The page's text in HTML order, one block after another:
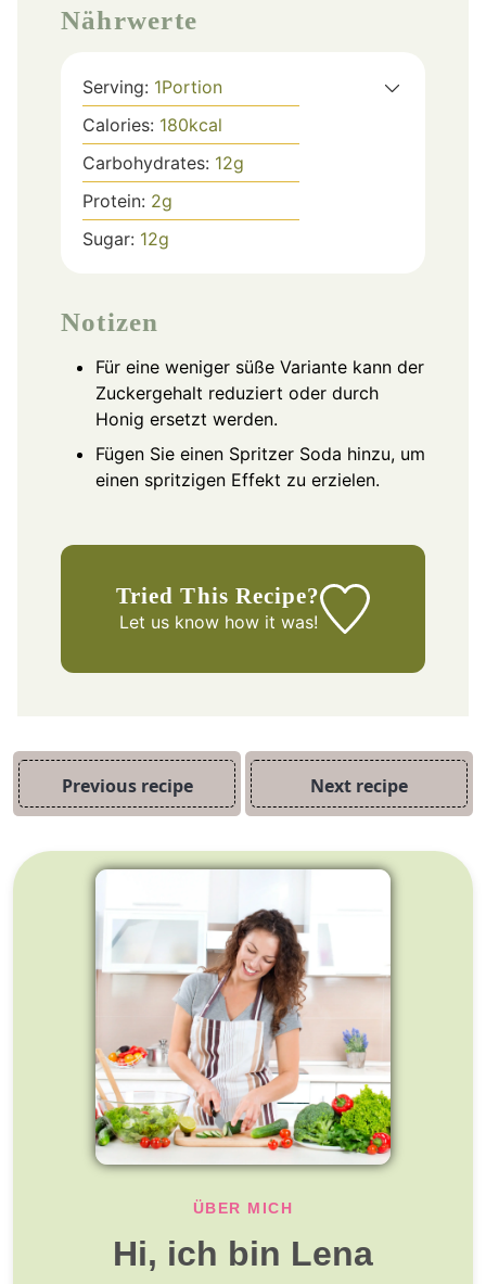
Nährwerte
Serving: 1Portion
Calories: 180kcal
Carbohydrates: 12g
Protein: 2g
Sugar: 12g
Notizen
Für eine weniger süße Variante kann der
Zuckergehalt reduziert oder durch
Honig ersetzt werden.
Fügen Sie einen Spritzer Soda hinzu, um
einen spritzigen Effekt zu erzielen.
Tried This Recipe?
Let us knowhow it was!
Previous recipe Next recipe
ÜBER MICH
Hi, ich bin Lena